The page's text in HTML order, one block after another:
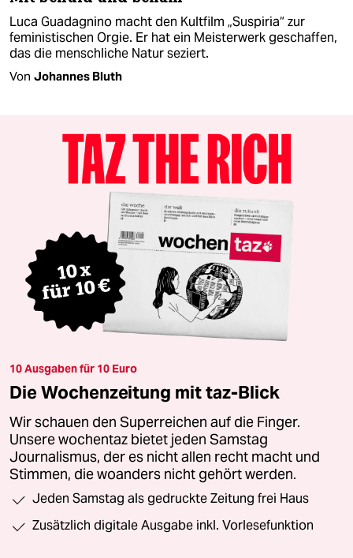
Luca Guadagnino macht den Kultfilm „Suspiria“ zur
feministischen Orgie. Er hat ein Meisterwerk geschaffen,
das die menschliche Natur seziert.
Von Johannes Bluth
10 Ausgaben für 10 Euro
Die Wochenzeitung mit taz-Blick
Wir schauen den Superreichen auf die Finger.
Unsere wochentaz bietet jeden Samstag
Journalismus, der es nicht allen recht macht und
Stimmen, die woanders nicht gehört werden.
Jeden Samstag als gedruckte Zeitung frei Haus
Zusätzlich digitale Ausgabe inkl. Vorlesefunktion